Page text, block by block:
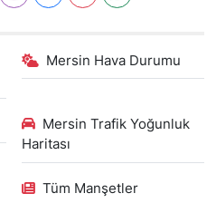
Mersin Hava Durumu
Mersin Trafik Yoğunluk
Haritası
Tüm Manşetler